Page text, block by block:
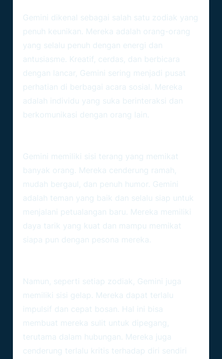
Gemini dikenal sebagai salah satu zodiak yang
penuh keunikan. Mereka adalah orang-orang
yang selalu penuh dengan energi dan
antusiasme. Kreatif, cerdas, dan berbicara
dengan lancar, Gemini sering menjadi pusat
perhatian di berbagai acara sosial. Mereka
adalah individu yang suka berinteraksi dan
berkomunikasi dengan orang lain.
Gemini memiliki sisi terang yang memikat
banyak orang. Mereka cenderung ramah,
mudah bergaul, dan penuh humor. Gemini
adalah teman yang baik dan selalu siap untuk
menjalani petualangan baru. Mereka memiliki
daya tarik yang kuat dan mampu memikat
siapa pun dengan pesona mereka.
Namun, seperti setiap zodiak, Gemini juga
memiliki sisi gelap. Mereka dapat terlalu
impulsif dan cepat bosan. Hal ini bisa
membuat mereka sulit untuk dipegang,
terutama dalam hubungan. Mereka juga
cenderung terlalu kritis terhadap diri sendiri